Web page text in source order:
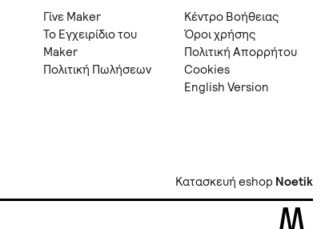
Γίνε Maker
Το Εγχειρίδιο του
Maker
Πολιτική Πωλήσεων
Kέντρο Βοήθειας
Όροι χρήσης
Πολιτική Απορρήτου
Cookies
English Version
Κατασκευή eshop Noetik